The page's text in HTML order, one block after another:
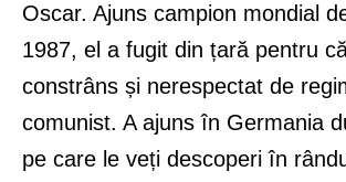
Oscar. Ajuns campion mondial
1987, el a fugit din țară pentru
constrâns și nerespectat de
comunist. A ajuns în Germania
pe care le veți descoperi în